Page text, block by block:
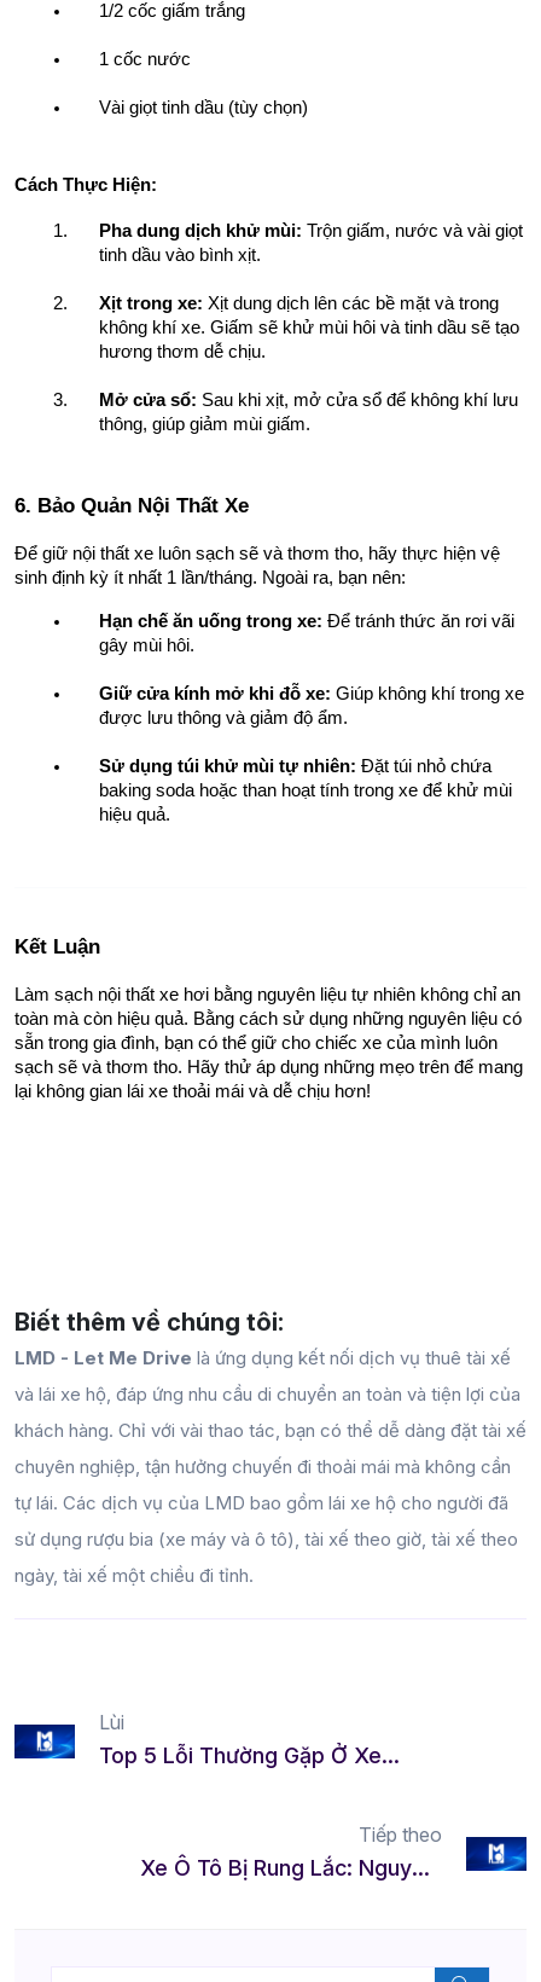
1/2 cốc giấm trắng
1 cốc nước
Vài giọt tinh dầu (tùy chọn)
Cách Thực Hiện:
Pha dung dịch khử mùi: Trộn giấm, nước và vài giọt
tinh dầu vào bình xịt.
Xịt trong xe: Xịt dung dịch lên các bề mặt và trong
không khí xe. Giấm sẽ khử mùi hôi và tinh dầu sẽ tạo
hương thơm dễ chịu.
Mở cửa sổ: Sau khi xịt, mở cửa sổ để không khí lưu
thông, giúp giảm mùi giấm.
6. Bảo Quản Nội Thất Xe
Để giữ nội thất xe luôn sạch sẽ và thơm tho, hãy thực hiện vệ
sinh định kỳ ít nhất 1 lần/tháng. Ngoài ra, bạn nên:
Hạn chế ăn uống trong xe: Để tránh thức ăn rơi vãi
gây mùi hôi.
Giữ cửa kính mở khi đỗ xe: Giúp không khí trong xe
được lưu thông và giảm độ ẩm.
Sử dụng túi khử mùi tự nhiên: Đặt túi nhỏ chứa
baking soda hoặc than hoạt tính trong xe để khử mùi
hiệu quả.
Kết Luận
Làm sạch nội thất xe hơi bằng nguyên liệu tự nhiên không chỉ an
toàn mà còn hiệu quả. Bằng cách sử dụng những nguyên liệu có
sẵn trong gia đình, bạn có thể giữ cho chiếc xe của mình luôn
sạch sẽ và thơm tho. Hãy thử áp dụng những mẹo trên để mang
lại không gian lái xe thoải mái và dễ chịu hơn!
Biết thêm về chúng tôi:
LMD - Let Me Drive là ứng dụng kết nối dịch vụ thuê tài xế
và lái xe hộ, đáp ứng nhu cầu di chuyển an toàn và tiện lợi của
khách hàng. Chỉ với vài thao tác, bạn có thể dễ dàng đặt tài xế
chuyên nghiệp, tận hưởng chuyến đi thoải mái mà không cần
tự lái. Các dịch vụ của LMD bao gồm lái xe hộ cho người đã
sử dụng rượu bia (xe máy và ô tô), tài xế theo giờ, tài xế theo
ngày, tài xế một chiều đi tỉnh.
Lùi
Top 5 Lỗi Thường Gặp Ở Xe Ô Tô Và Cách Sửa
Tiếp theo
Xe Ô Tô Bị Rung Lắc: Nguyên Nhân Từ Đâu Và Cách Khắc Phục